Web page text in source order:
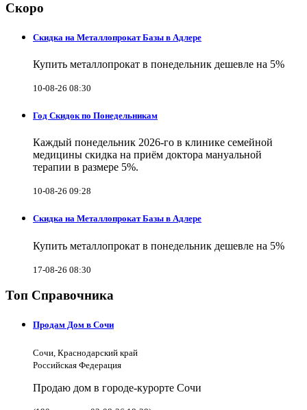
Скоро
Скидка на Металлопрокат Базы в Адлере
Купить металлопрокат в понедельник дешевле на 5%
10-08-26 08:30
Год Скидок по Понедельникам
Каждый понедельник 2026-го в клинике семейной
медицины скидка на приём доктора мануальной
терапии в размере 5%.
10-08-26 09:28
Скидка на Металлопрокат Базы в Адлере
Купить металлопрокат в понедельник дешевле на 5%
17-08-26 08:30
Топ Справочника
Продам Дом в Сочи
Сочи, Краснодарский край
Российская Федерация
Продаю дом в городе-курорте Сочи